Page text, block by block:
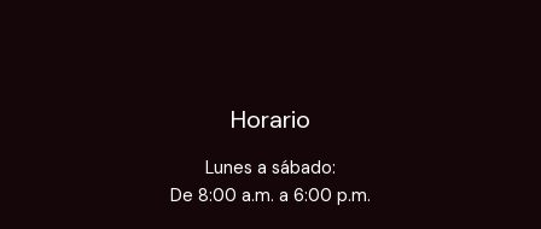
Horario
Lunes a sábado:
De 8:00 a.m. a 6:00 p.m.